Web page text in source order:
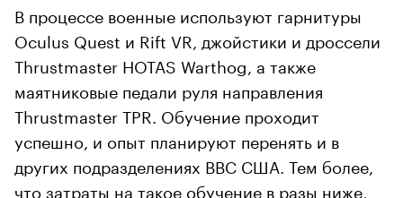
В процессе военные используют гарнитуры
Oculus Quest и Rift VR, джойстики и дроссели
Thrustmaster HOTAS Warthog, а также
маятниковые педали руля направления
Thrustmaster TPR. Обучение проходит
успешно, и опыт планируют перенять и в
других подразделениях ВВС США. Тем более,
что затраты на такое обучение в разы ниже,